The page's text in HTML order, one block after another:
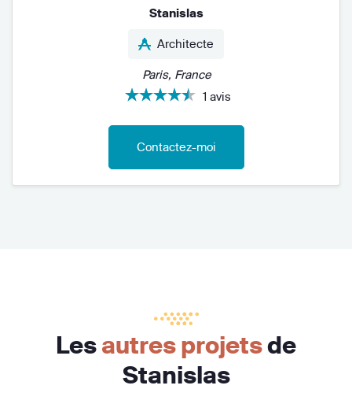
Stanislas
Architecte
Paris, France
1 avis
Contactez-moi
Lesautres projetsde
Stanislas